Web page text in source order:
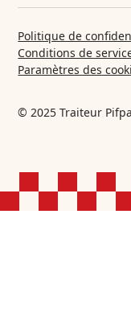
© 2025 Traiteur
Politique de
Conditions de
Paramètres des